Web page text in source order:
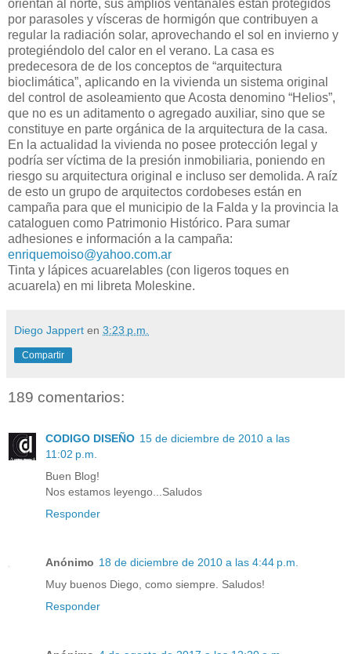
orientan al norte, sus amplios ventanales están protegidos
por parasoles y vísceras de hormigón que contribuyen a
regular la radiación solar, aprovechando el sol en invierno y
protegiéndolo del calor en el verano. La casa es
predecesora de de los conceptos de “arquitectura
bioclimática”, aplicando en la vivienda un sistema original
del control de asoleamiento que Acosta denomino “Helios”,
que no es un aditamento o agregado auxiliar, sino que se
constituye en parte orgánica de la arquitectura de la casa.
En la actualidad la vivienda no posee protección legal y
podría ser víctima de la presión inmobiliaria, poniendo en
riesgo su arquitectura original e incluso ser demolida. A raíz
de esto un grupo de arquitectos cordobeses están en
campaña para que el municipio de la Falda y la provincia la
cataloguen como Patrimonio Histórico. Para sumar
adhesiones e información a la campaña:
enriquemoiso@yahoo.com.ar
Tinta y lápices acuarelables (con ligeros toques en
acuarela) en mi libreta Moleskine.
Diego Jappert en 3:23 p.m.
Compartir
189 comentarios:
CODIGO DISEÑO 15 de diciembre de 2010 a las
11:02 p.m.
Buen Blog!
Nos estamos leyengo...Saludos
Responder
Anónimo 18 de diciembre de 2010 a las 4:44 p.m.
Muy buenos Diego, como siempre. Saludos!
Responder